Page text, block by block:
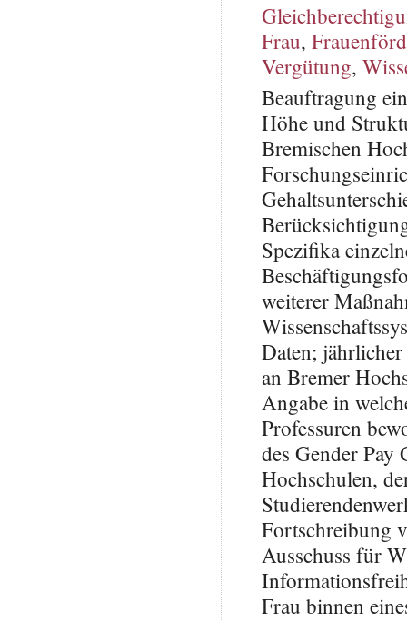
Frau,
Vergütung,
Beauftragung
Höhe und
Bremischen
Spezifika
weiterer
Daten;
an Bremer
Angabe in
Professuren
des Gender Pay
Hochschulen,
Fortschreibung
Ausschuss für
Frau binnen